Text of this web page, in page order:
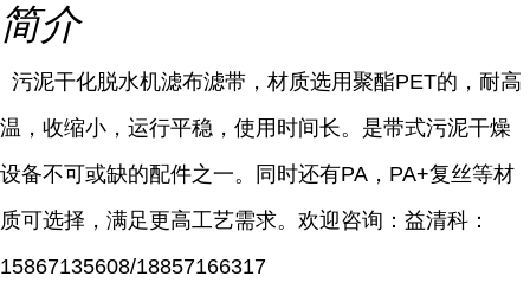
简介
污泥干化脱水机滤布滤带 ，材质选用聚酯PET的，耐高
温，收缩小，运行平稳，使用时间长。是带式污泥干燥
设备不可或缺的配件之一。同时还有PA，PA+复丝等材
质可选择，满足更高工艺需求。 欢迎咨询：益清科：
15867135608/18857166317